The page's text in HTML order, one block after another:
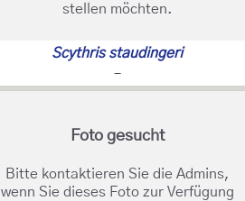
stellen möchten.
Scythris staudingeri
-
Foto gesucht
Bitte kontaktieren Sie die Admins,
wenn Sie dieses Foto zur Verfügung